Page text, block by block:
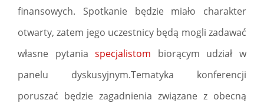
finansowych. Spotkanie będzie miało charakter
otwarty, zatem jego uczestnicy będą mogli zadawać
własne pytaniaspecjalistom biorącym udział w
panelu dyskusyjnym.Tematyka konferencji
poruszać będzie zagadnienia związane z obecną